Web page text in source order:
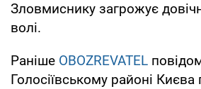
Зловмиснику загрожує
волі.
Раніше OBOZREVATEL
Голосіївському районі Києва